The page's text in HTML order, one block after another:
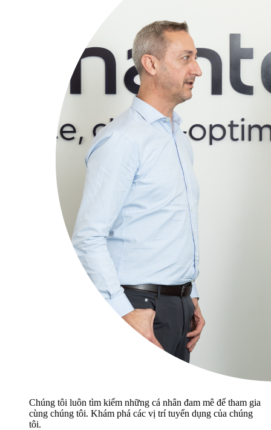
Chúng tôi luôn tìm kiếm những cá nhân đam mê để tham gia
cùng chúng tôi. Khám phá các vị trí tuyển dụng của chúng
tôi.